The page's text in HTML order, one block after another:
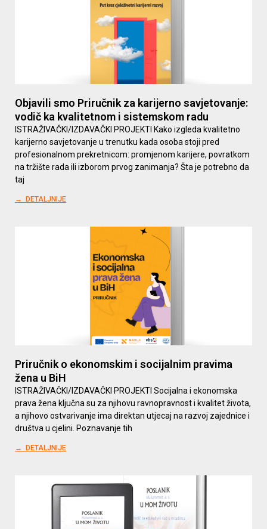
Objavili smo Priručnik za karijerno savjetovanje:
vodič ka kvalitetnom i sistemskom radu
ISTRAŽIVAČKI/IZDAVAČKI PROJEKTI Kako izgleda kvalitetno
karijerno savjetovanje u trenutku kada osoba stoji pred
profesionalnom prekretnicom: promjenom karijere, povratkom
na tržište rada ili izborom prvog zanimanja? Šta je potrebno da
taj
→ DETALJNIJE
Priručnik o ekonomskim i socijalnim pravima
žena u BiH
ISTRAŽIVAČKI/IZDAVAČKI PROJEKTI Socijalna i ekonomska
prava žena ključna su za njihovu ravnopravnost i kvalitet života,
a njihovo ostvarivanje ima direktan utjecaj na razvoj zajednice i
društva u cjelini. Poznavanje tih
→ DETALJNIJE